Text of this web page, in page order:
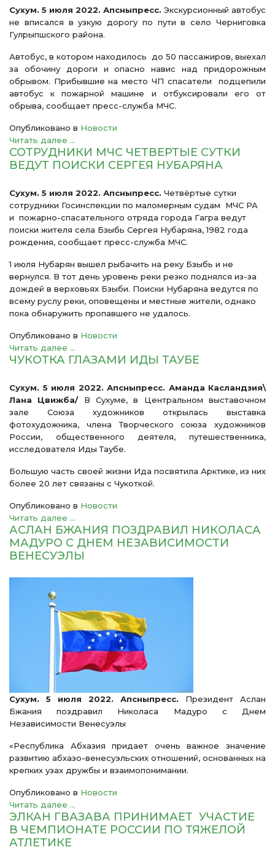
Сухум. 5 июля 2022. Апсныпресс. Экскурсионный автобус
не вписался в узкую дорогу по пути в село Черниговка
Гулрыпшского района.
Автобус, в котором находилось до 50 пассажиров, выехал
за обочину дороги и опасно навис над придорожным
обрывом. Прибывшие на место ЧП спасатели подцепили
автобус к пожарной машине и отбуксировали его от
обрыва, сообщает пресс-служба МЧС.
Опубликовано в Новости
Читать далее ...
СОТРУДНИКИ МЧС ЧЕТВЕРТЫЕ СУТКИ
ВЕДУТ ПОИСКИ СЕРГЕЯ НУБАРЯНА
Сухум. 5 июля 2022. Апсныпресс. Четвёртые сутки
сотрудники Госинспекции по маломерным судам МЧС РА
и пожарно-спасательного отряда города Гагра ведут
поиски жителя села Бзыбь Сергея Нубаряна, 1982 года
рождения, сообщает пресс-служба МЧС.
1 июля Нубарян вышел рыбачить на реку Бзыбь и не
вернулся. В тот день уровень реки резко поднялся из-за
дождей в верховьях Бзыби. Поиски Нубаряна ведутся по
всему руслу реки, оповещены и местные жители, однако
пока обнаружить пропавшего не удалось.
Опубликовано в Новости
Читать далее ...
ЧУКОТКА ГЛАЗАМИ ИДЫ ТАУБЕ
Сухум. 5 июля 2022. Апсныпресс. Аманда Касландзия\
Лана Цвижба/В Сухуме, в Центральном выставочном
зале Союза художников открылась выставка
фотохудожника, члена Творческого союза художников
России, общественного деятеля, путешественника,
исследователя Иды Таубе.
Большую часть своей жизни Ида посвятила Арктике, из них
более 20 лет связаны с Чукоткой.
Опубликовано в Новости
Читать далее ...
АСЛАН БЖАНИЯ ПОЗДРАВИЛ НИКОЛАСА
МАДУРО С ДНЕМ НЕЗАВИСИМОСТИ
ВЕНЕСУЭЛЫ
Сухум. 5 июля 2022. Апсныпресс. Президент Аслан
Бжания поздравил Николаса Мадуро с Днем
Независимости Венесуэлы
«Республика Абхазия придает очень важное значение
развитию абхазо-венесуэльских отношений, основанных на
крепких узах дружбы и взаимопонимании.
Опубликовано в Новости
Читать далее ...
ЭЛКАН ГВАЗАВА ПРИНИМАЕТ УЧАСТИЕ
В ЧЕМПИОНАТЕ РОССИИ ПО ТЯЖЕЛОЙ
АТЛЕТИКЕ